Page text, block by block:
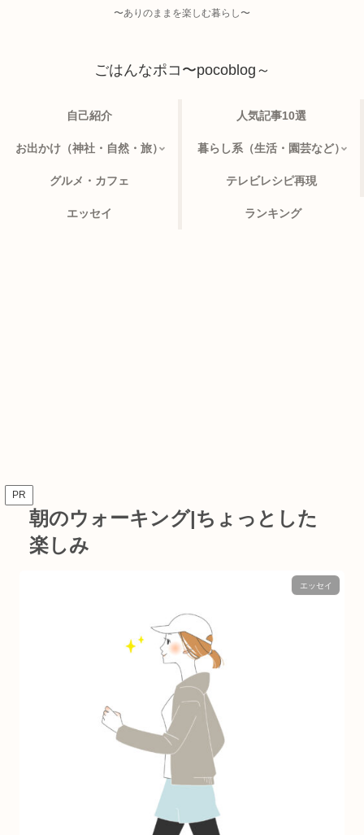
〜ありのままを楽しむ暮らし〜
ごはんなポコ〜pocoblog～
自己紹介 人気記事10選
お出かけ（神社・自然・旅） 暮らし系（生活・園芸など）
グルメ・カフェ テレビレシピ再現
エッセイ ランキング
PR
朝のウォーキング|ちょっとした
楽しみ
エッセイ